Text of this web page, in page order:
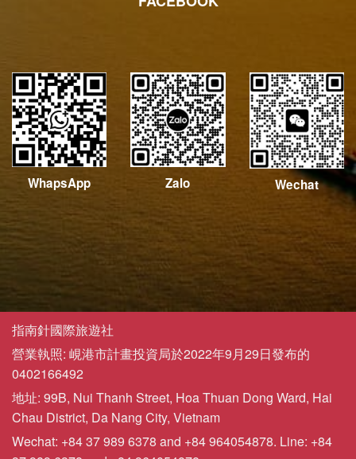
WhapsApp Zalo Wechat
指南針國際旅遊社
營業執照: 峴港市計畫投資局於2022年9月29日發布的
0402166492
地址: 99B, Nui Thanh Street, Hoa Thuan Dong Ward, Hai
Chau District, Da Nang City, Vietnam
Wechat: +84 37 989 6378 and +84 964054878. Line: +84